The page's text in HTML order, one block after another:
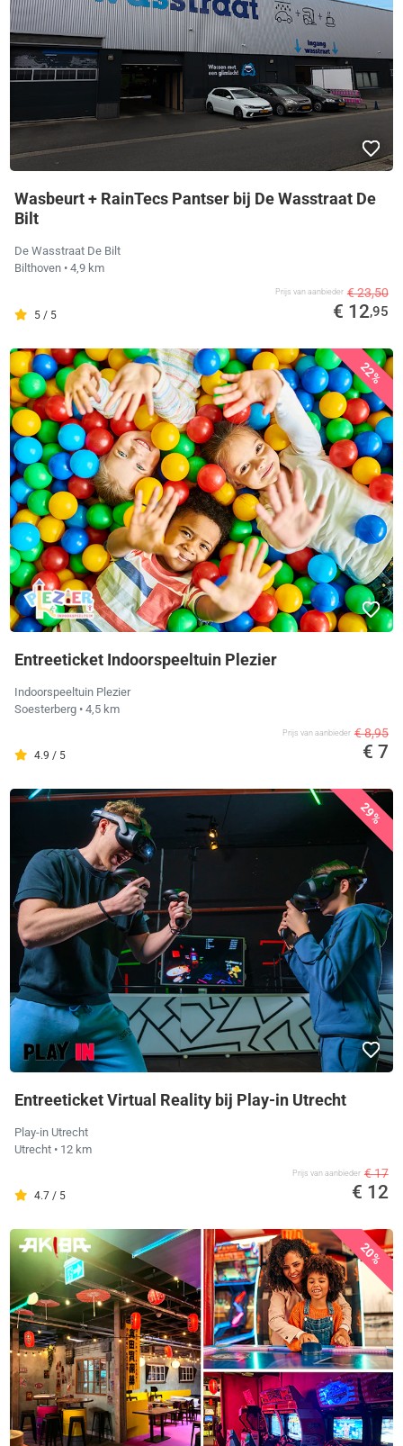
Wasbeurt + RainTecs Pantser bij De Wasstraat De
Bilt
De Wasstraat De Bilt
Bilthoven • 4,9 km
5 / 5
Prijs van aanbieder € 23,50
€ 12,95
22%
Entreeticket Indoorspeeltuin Plezier
Indoorspeeltuin Plezier
Soesterberg • 4,5 km
4.9 / 5
Prijs van aanbieder € 8,95
€ 7
29%
Entreeticket Virtual Reality bij Play-in Utrecht
Play-in Utrecht
Utrecht • 12 km
4.7 / 5
Prijs van aanbieder € 17
€ 12
20%